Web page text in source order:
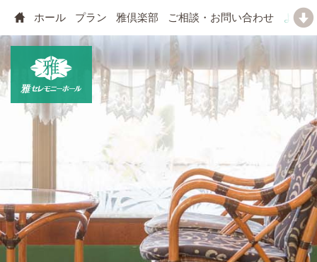
ホール プラン 雅倶楽部 ご相談・お問い合わせ よく